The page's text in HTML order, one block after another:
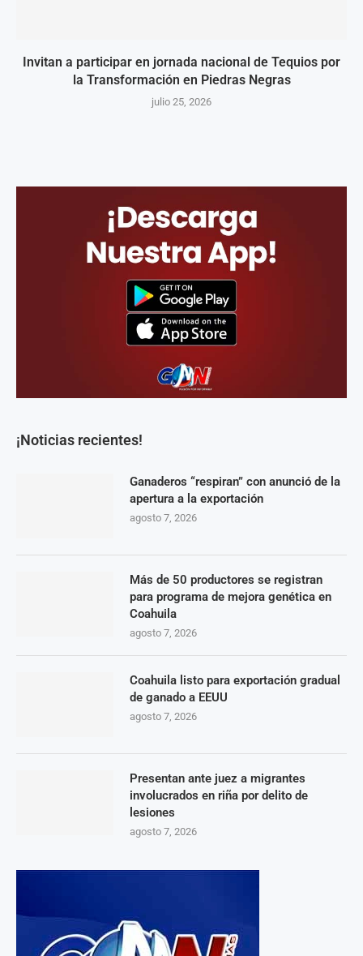
Invitan a participar en jornada nacional de Tequios por
la Transformación en Piedras Negras
julio 25, 2026
¡Noticias recientes!
Ganaderos “respiran” con anunció de la
apertura a la exportación
agosto 7, 2026
Más de 50 productores se registran
para programa de mejora genética en
Coahuila
agosto 7, 2026
Coahuila listo para exportación gradual
de ganado a EEUU
agosto 7, 2026
Presentan ante juez a migrantes
involucrados en riña por delito de
lesiones
agosto 7, 2026